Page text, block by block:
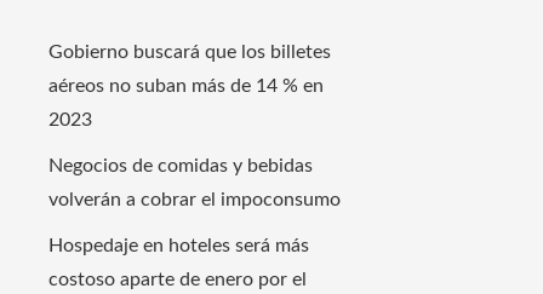
Gobierno buscará que los billetes
aéreos no suban más de 14 % en
2023
Negocios de comidas y bebidas
volverán a cobrar el impoconsumo
Hospedaje en hoteles será más
costoso aparte de enero por el